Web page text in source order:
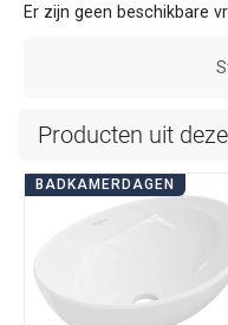
Er zijn geen beschikbare
Producten uit
BADKAMERDAGEN